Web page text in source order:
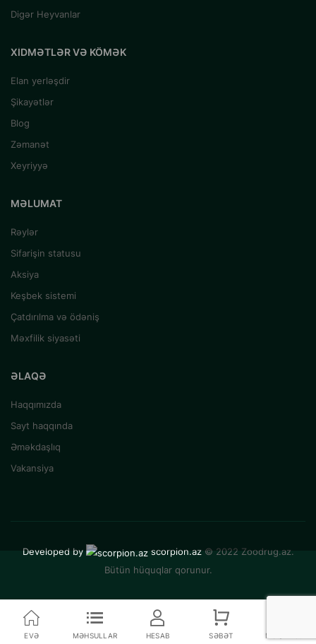
Digər Heyvanlar
XIDMƏTLƏR VƏ KÖMƏK
Elan yerləşdir
Şikayətlər
Blog
Zəmanət
Xeyriyyə
MƏLUMAT
Rəylər
Sifarişin statusu
Aksiya
Keşbek sistemi
Çatdırılma və ödəniş
Məxfilik siyasəti
ƏLAQƏ
Haqqımızda
Sayt haqqında
Əməkdaşlıq
Vakansiya
Developed by scorpion.az © 2022 Zoodrug.az.
Bütün hüquqlar qorunur.
EVƏ MƏHSULLAR HESAB SƏBƏT MÜQAYISƏ